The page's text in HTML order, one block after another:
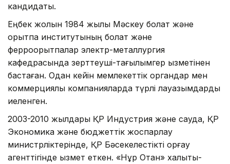
кандидаты.
Еңбек жолын 1984 жылы Мәскеу болат және
қорытпа институтының болат және
ферроқорытпалар электр-металлургия
кафедрасында зерттеуші-тағылымгер қызметінен
бастаған. Одан кейін мемлекеттік органдар мен
коммерциялық компанияларда түрлі лауазымдарды
иеленген.
2003-2010 жылдары ҚР Индустрия және сауда, ҚР
Экономика және бюджеттік жоспарлау
министрліктерінде, ҚР Бәсекелестікті қорғау
агенттігінде қызмет еткен. «Нұр Отан» халықтық-